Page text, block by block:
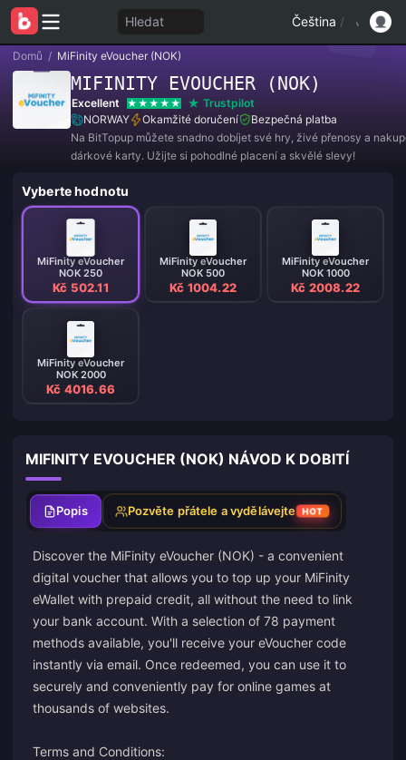
Hledat Čeština /
Domů / MiFinity eVoucher (NOK)
MIFINITY EVOUCHER (NOK)
Excellent
Trustpilot
NORWAY
Okamžité doručení
Bezpečná platba
Na BitTopup můžete snadno dobíjet své hry, živé přenosy a
dárkové karty. Užijte si pohodlné placení a skvělé slevy!
Vyberte hodnotu
MiFinity eVoucher
NOK 250
Kč 502.11
MiFinity eVoucher
NOK 500
Kč 1004.22
MiFinity eVoucher
NOK 1000
Kč 2008.22
MiFinity eVoucher
NOK 2000
Kč 4016.66
MIFINITY EVOUCHER (NOK) NÁVOD K DOBITÍ
Popis Pozvěte přátele a vydělávejte HOT
Discover the MiFinity eVoucher (NOK) - a convenient
digital voucher that allows you to top up your MiFinity
eWallet with prepaid credit, all without the need to link
your bank account. With a selection of 78 payment
methods available, you'll receive your eVoucher code
instantly via email. Once redeemed, you can use it to
securely and conveniently pay for online games at
thousands of websites.
Terms and Conditions: